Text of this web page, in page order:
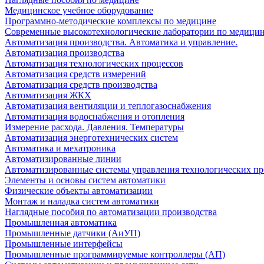
Медицинское учебное оборудование
Программно-методические комплексы по медицине
Современные высокотехнологические лаборатории по
Автоматизация производства. Автоматика и управление.
Автоматизация производства
Автоматизация технологических процессов
Автоматизация средств измерений
Автоматизация средств производства
Автоматизация ЖКХ
Автоматизация вентиляции и теплогазоснабжения
Автоматизация водоснабжения и отопления
Измерение расхода. Давления. Температуры
Автоматизация энерготехнических систем
Автоматика и мехатроника
Автоматизированные линии
Автоматизированные системы управления технологических
Элементы и основы систем автоматики
Физические объекты автоматизации
Монтаж и наладка систем автоматики
Наглядные пособия по автоматизации производства
Промышленная автоматика
Промышленные датчики (АиУП)
Промышленные интерфейсы
Промышленные программируемые контроллеры (АП)